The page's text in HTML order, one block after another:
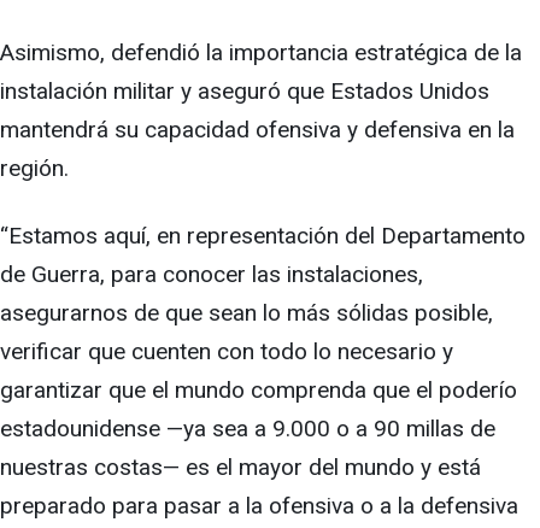
Asimismo, defendió la importancia estratégica de la
instalación militar y aseguró que Estados Unidos
mantendrá su capacidad ofensiva y defensiva en la
región.
“Estamos aquí, en representación del Departamento
de Guerra, para conocer las instalaciones,
asegurarnos de que sean lo más sólidas posible,
verificar que cuenten con todo lo necesario y
garantizar que el mundo comprenda que el poderío
estadounidense —ya sea a 9.000 o a 90 millas de
nuestras costas— es el mayor del mundo y está
preparado para pasar a la ofensiva o a la defensiva